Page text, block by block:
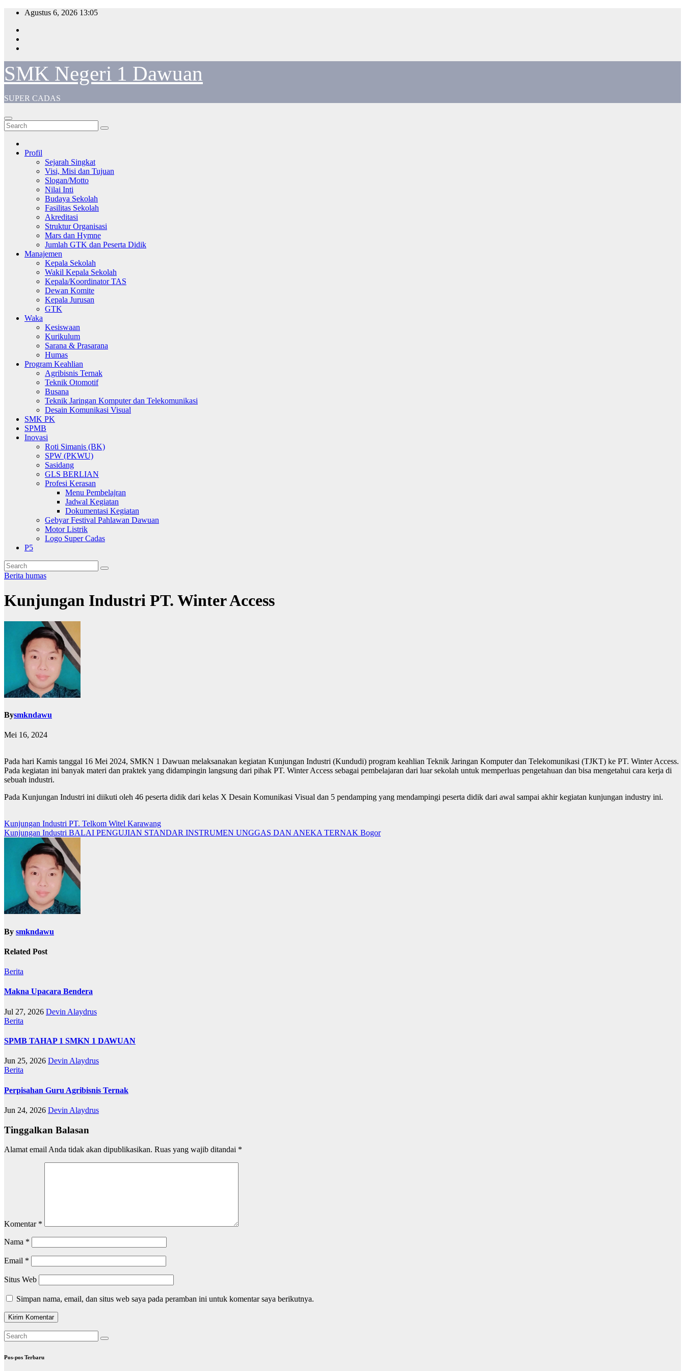
Skip
content
Agustus 6, 2026 13:05
SMK Negeri 1 Dawuan
SUPER CADAS
Profil
Sejarah Singkat
Visi, Misi dan Tujuan
Slogan/Motto
Nilai Inti
Budaya Sekolah
Fasilitas Sekolah
Akreditasi
Struktur Organisasi
Mars dan Hymne
Jumlah GTK dan Peserta Didik
Manajemen
Kepala Sekolah
Wakil Kepala Sekolah
Kepala/Koordinator TAS
Dewan Komite
Kepala Jurusan
GTK
Waka
Kesiswaan
Kurikulum
Sarana & Prasarana
Humas
Program Keahlian
Agribisnis Ternak
Teknik Otomotif
Busana
Teknik Jaringan Komputer dan Telekomunikasi
Desain Komunikasi Visual
SMK PK
SPMB
Inovasi
Roti Simanis (BK)
SPW (PKWU)
Sasidang
GLS BERLIAN
Profesi Kerasan
Menu Pembelajran
Jadwal Kegiatan
Dokumentasi Kegiatan
Gebyar Festival Pahlawan Dawuan
Motor Listrik
Logo Super Cadas
P5
Berita humas
Kunjungan Industri PT. Winter Access
Bysmkndawu
Mei 16, 2024
Pada hari Kamis tanggal 16 Mei 2024, SMKN 1 Dawuan melaksanakan kegiatan Kunjungan Industri (Kundudi) program keahlian Teknik Jaringan Komputer dan Telekomunikasi (TJKT) ke PT. Winter Access.
Pada kegiatan ini banyak materi dan praktek yang didampingin langsung dari pihak PT. Winter Access sebagai pembelajaran dari luar sekolah untuk memperluas pengetahuan dan bisa mengetahui cara kerja di
sebuah industri.
Pada Kunjungan Industri ini diikuti oleh 46 peserta didik dari kelas X Desain Komunikasi Visual dan 5 pendamping yang mendampingi peserta didik dari awal sampai akhir kegiatan kunjungan industry ini.
Navigasi
pos
Kunjungan Industri PT. Telkom Witel Karawang
Kunjungan Industri BALAI PENGUJIAN STANDAR INSTRUMEN UNGGAS DAN ANEKA TERNAK Bogor
By smkndawu
Related Post
Berita
Makna Upacara Bendera
Jul 27, 2026 Devin Alaydrus
Berita
SPMB TAHAP 1 SMKN 1 DAWUAN
Jun 25, 2026 Devin Alaydrus
Berita
Perpisahan Guru Agribisnis Ternak
Jun 24, 2026 Devin Alaydrus
Tinggalkan Balasan
Alamat email Anda tidak akan dipublikasikan. Ruas yang wajib ditandai *
Komentar *
Nama *
Email *
Situs Web
Simpan nama, email, dan situs web saya pada peramban ini untuk komentar saya berikutnya.
Pos-pos Terbaru